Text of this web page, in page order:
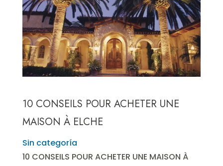
10 CONSEILS POUR ACHETER UNE
MAISON À ELCHE
Sin categoría
10 CONSEILS POUR ACHETER UNE MAISON À